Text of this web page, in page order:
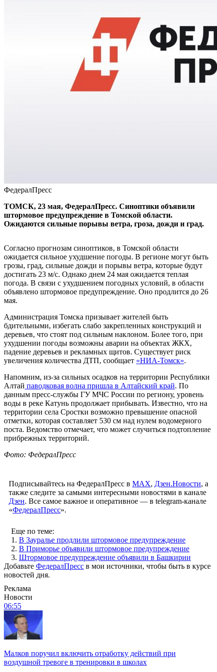
ФедералПресс
ТОМСК, 23 мая, ФедералПресс. Синоптики объявили
штормовое предупреждение в Томской области.
Ожидаются сильные порывы ветра, гроза, дожди и град.
Согласно прогнозам синоптиков, в Томской области
ожидается сильное ухудшение погоды. В регионе могут быть
грозы, град, сильные дожди и порывы ветра, которые будут
достигать 23 м/с. Однако днем 24 мая ожидается теплая
погода. В связи с ухудшением погодных условий, в области
объявлено штормовое предупреждение. Оно продлится до 26
мая.
Администрация Томска призывает жителей быть
бдительными, избегать слабо закрепленных конструкций и
деревьев, что стоят под сильным наклоном. Более того, при
ухудшении погоды возможны аварии на объектах ЖКХ,
падение деревьев и рекламных щитов. Существует риск
увеличения количества ДТП, сообщает «НИА-Томск».
Напомним, из-за сильных осадков на территории Республики
Алтай паводковая волна пришла в Алтайский край. По
данным пресс-службы ГУ МЧС России по региону, уровень
воды в реке Катунь продолжает прибывать. Известно, что на
территории села Сростки возможно превышение опасной
отметки, которая составляет 530 см над нулем водомерного
поста. Ведомство отмечает, что может случиться подтопление
прибрежных территорий.
Фото: ФедералПресс
Подписывайтесь на ФедералПресс в МАХ, Дзен.Новости, а
также следите за самыми интересными новостями в канале
Дзен. Все самое важное и оперативное — в telegram-канале
«ФедералПресс».
Еще по теме:
1. В Зауралье продлили штормовое предупреждение
2. В Приморье объявили штормовое предупреждение
3. Штормовое предупреждение объявили в Башкирии
Добавьте ФедералПресс в мои источники, чтобы быть в курсе
новостей дня.
Реклама
Новости
06:55
Малков поручил включить отработку действий при
воздушной тревоге в тренировки в школах